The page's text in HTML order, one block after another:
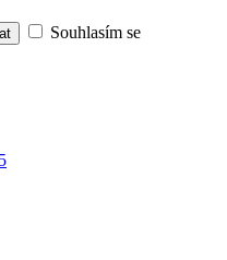
Souhlasím se